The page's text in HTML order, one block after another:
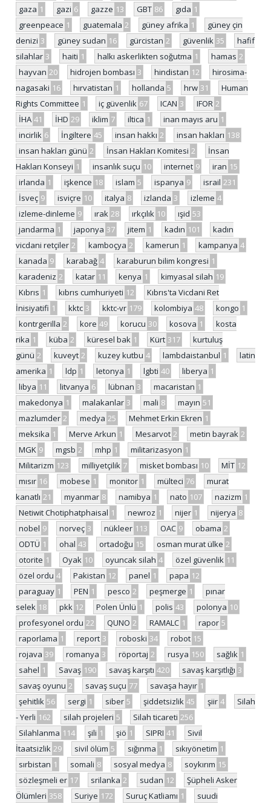
gaza 1 gazi 6 gazze 13 GBT 86 gıda 1
greenpeace 1 guatemala 2 güney afrika 1
güney çin
denizi 3 güney sudan 16 gürcistan 2 güvenlik 35
hafif
silahlar 3 haiti 1 halkı askerlikten soğutma 1 hamas 2
hayvan 20 hidrojen bombası 3 hindistan 12
hirosima-
nagasaki 16 hırvatistan 1 hollanda 5 hrw 31
Human
Rights Committee 1 iç güvenlik 67 ICAN 3 IFOR 2
İHA 41 İHD 29 iklim 7 iltica 1 inan mayıs aru 1
incirlik 6 İngiltere 45 insan hakkı 2 insan hakları 138
insan hakları günü 2 İnsan Hakları Komitesi 2
İnsan
Hakları Konseyi 1 insanlık suçu 10 internet 9 iran 15
irlanda 1 işkence 18 islam 5 ispanya 9 israil 231
İsveç 9 isviçre 10 italya 8 izlanda 3 izleme 4
izleme-dinleme 9 ırak 28 ırkçılık 10 ışid 53
jandarma 1 japonya 37 jitem 1 kadın 101
kadın
vicdani retçiler 2 kamboçya 2 kamerun 1 kampanya 4
kanada 9 karabağ 4 karaburun bilim kongresi 1
karadeniz 2 katar 11 kenya 1 kimyasal silah 19
Kıbrıs 1 kıbrıs cumhuriyeti 12
Kıbrıs'ta Vicdani Ret
İnisiyatifi 1 kktc 3 kktc-vr 179 kolombiya 48 kongo 1
kontrgerilla 2 kore 49 korucu 30 kosova 1
kosta
rika 1 küba 2 küresel bak 1 Kürt 317
kurtuluş
günü 2 kuveyt 2 kuzey kutbu 4 lambdaistanbul 1
latin
amerika 1 ldp 1 letonya 1 lgbti 40 liberya 1
libya 11 litvanya 6 lübnan 3 macaristan 1
makedonya 1 malakanlar 3 mali 8 mayın 51
mazlumder 2 medya 25 Mehmet Erkin Ekren 1
meksika 1 Merve Arkun 1 Mesarvot 2 metin bayrak 2
MGK 9 mgsb 2 mhp 1 militarizasyon 1
Militarizm 123 milliyetçilik 7 misket bombası 10 MİT 12
mısır 16 mobese 1 monitor 1 mülteci 76
murat
kanatlı 21 myanmar 8 namibya 1 nato 107 nazizm 1
Netiwit Chotiphatphaisal 1 newroz 1 nijer 1 nijerya 8
nobel 9 norveç 3 nükleer 113 OAC 9 obama 2
ODTÜ 1 ohal 43 ortadoğu 15 osman murat ülke 2
otorite 1 Oyak 10 oyuncak silah 4 özel güvenlik 11
özel ordu 4 Pakistan 12 panel 1 papa 12
paraguay 1 PEN 1 pesco 2 peşmerge 1
pınar
selek 18 pkk 12 Polen Ünlü 1 polis 43 polonya 10
profesyonel ordu 22 QUNO 2 RAMALC 1 rapor 5
raporlama 1 report 3 roboski 34 robot 15
rojava 39 romanya 3 röportaj 2 rusya 150 sağlık 1
sahel 1 Savaş 190 savaş karşıtı 420 savaş karşıtlığı 3
savaş oyunu 2 savaş suçu 77 savaşa hayır 1
şehitlik 56 sergi 1 siber 5 şiddetsizlik 45 şiir 4
Silah
- Yerli 162 silah projeleri 5 Silah ticareti 256
Silahlanma 114 şili 1 şiö 1 SIPRI 41
Sivil
İtaatsizlik 29 sivil ölüm 5 sığınma 1 sıkıyönetim 1
sırbistan 1 somali 8 sosyal medya 8 soykırım 15
sözleşmeli er 17 srilanka 2 sudan 12
Şüpheli Asker
Ölümleri 358 Suriye 172 Suruç Katliamı 1
suudi